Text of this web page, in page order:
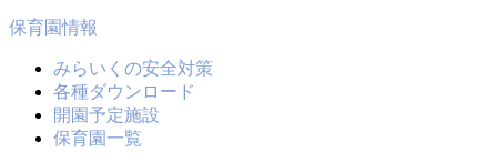
保育園情報
みらいくの安全対策
各種ダウンロード
開園予定施設
保育園一覧